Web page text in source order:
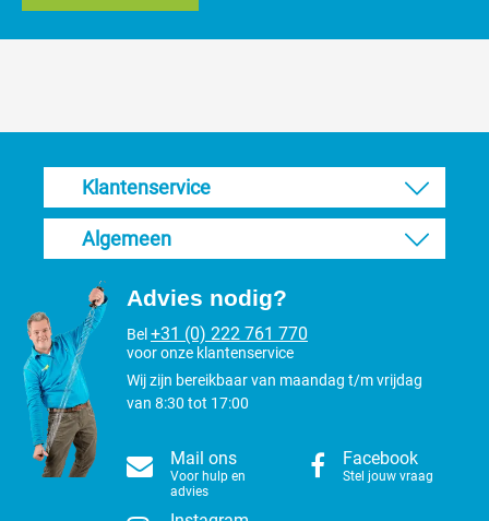
Klantenservice
Algemeen
Advies nodig?
Bel +31 (0) 222 761 770
voor onze klantenservice
Wij zijn bereikbaar van maandag t/m vrijdag
van 8:30 tot 17:00
Mail ons
Voor hulp en
advies
Facebook
Stel jouw vraag